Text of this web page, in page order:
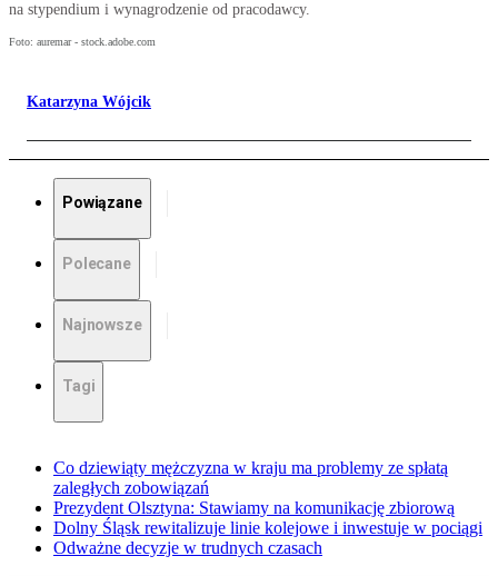
na stypendium i wynagrodzenie od pracodawcy.
Foto: auremar - stock.adobe.com
Katarzyna Wójcik
Powiązane
Polecane
Najnowsze
Tagi
Co dziewiąty mężczyzna w kraju ma problemy ze spłatą
zaległych zobowiązań
Prezydent Olsztyna: Stawiamy na komunikację zbiorową
Dolny Śląsk rewitalizuje linie kolejowe i inwestuje w pociągi
Odważne decyzje w trudnych czasach